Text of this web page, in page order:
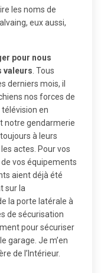
les noms de
eux aussi,
pour nous
valeurs. Tous
derniers mois, il
nos forces de
télévision en
notre gendarmerie
à leurs
actes. Pour vos
vos équipements
aient déjà été
sur la
la porte latérale à
de sécurisation
pour sécuriser
garage. Je m’en
de l’Intérieur.